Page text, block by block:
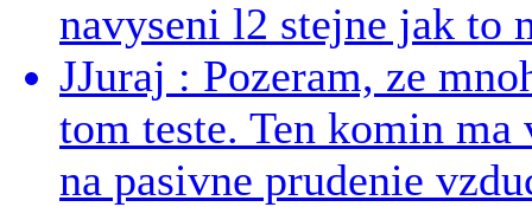
navyseni l2 stejne jak to
JJuraj : Pozeram, ze
tom teste. Ten komin
na pasivne prudenie